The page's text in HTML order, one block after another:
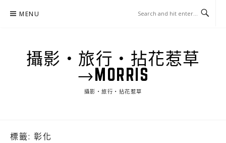
MENU
攝影‧旅行‧拈花惹草
→MORRIS
攝影‧旅行‧拈花惹草
標籤: 彰化